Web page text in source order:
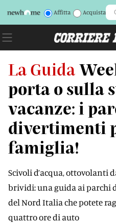
Affitta Acquista
La Guida
porta o sulla
vacanze: i
divertimenti
famiglia!
Scivoli d’acqua, ottovolanti
brividi: una guida ai parchi
del Nord Italia che potete
quattro ore di auto